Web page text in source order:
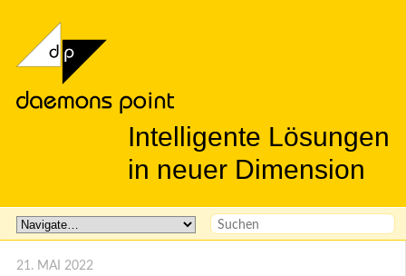
Intelligente Lösungen
in neuer Dimension
21. MAI 2022